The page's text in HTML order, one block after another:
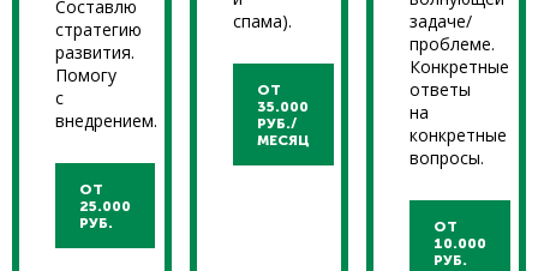
Составлю
стратегию
развития.
Помогу
с
внедрением.
ОТ
25.000
РУБ.
спама).
ОТ
35.000
РУБ./
МЕСЯЦ
задаче/
проблеме.
Конкретные
ответы
на
конкретные
вопросы.
ОТ
10.000
РУБ.